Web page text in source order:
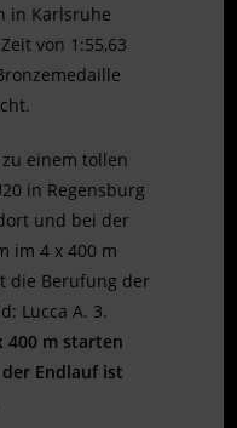
in Karlsruhe
von 1:55,63
einem tollen
in Regensburg
und bei der
im 4 x 400 m
die Berufung der
Lucca A. 3.
400 m starten
Endlauf ist